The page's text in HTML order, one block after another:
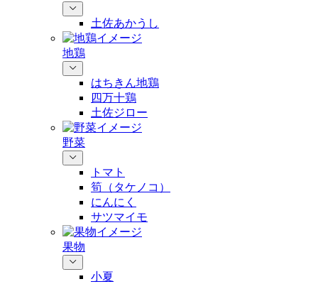
土佐あかうし
地鶏
はちきん地鶏
四万十鶏
土佐ジロー
野菜
トマト
筍（タケノコ）
にんにく
サツマイモ
果物
小夏